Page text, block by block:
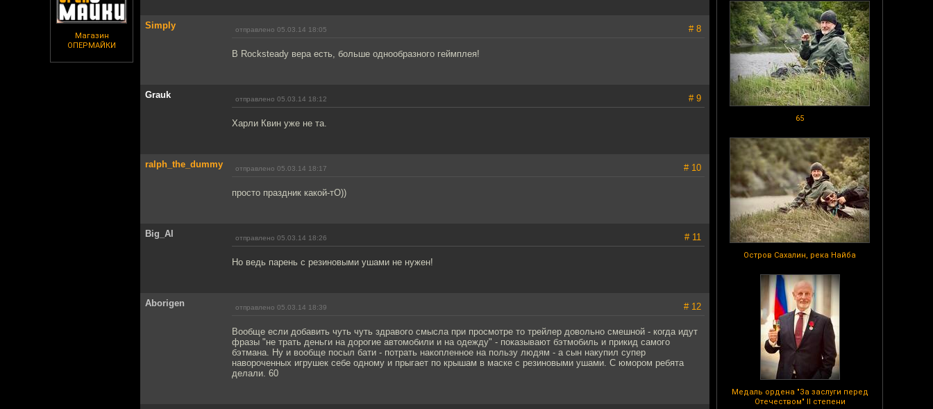
Магазин
ОПЕРМАЙКИ
65
Остров Сахалин, река Найба
Медаль ордена "За заслуги перед
Отечеством" II степени
Simply отправлено 05.03.14 18:05 # 8
В Rocksteady вера есть, больше однообразного геймплея!
Grauk отправлено 05.03.14 18:12 # 9
Харли Квин уже не та.
ralph_the_dummy отправлено 05.03.14 18:17 # 10
просто праздник какой-тО))
Big_Al отправлено 05.03.14 18:26 # 11
Но ведь парень с резиновыми ушами не нужен!
Aborigen отправлено 05.03.14 18:39 # 12
Вообще если добавить чуть чуть здравого смысла при просмотре то трейлер довольно смешной - когда идут
фразы "не трать деньги на дорогие автомобили и на одежду" - показывают бэтмобиль и прикид самого
бэтмана. Ну и вообще посыл бати - потрать накопленное на пользу людям - а сын накупил супер
навороченных игрушек себе одному и прыгает по крышам в маске с резиновыми ушами. С юмором ребята
делали. 60